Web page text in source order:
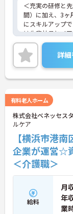
＜充実の研修と
間）に加え、3ヶ
にスキルアップ
は先輩社員とペ
習得できるので
ん。
＜頑張りが給与
＞経験やスキル
です。定期昇給
の専門性を認定
（最大4万円）の
れば年収UPも目
働き続けられます
＜家族も嬉しい
い福利厚生＞ご
休の取得実績も
ても長く安心し
す。
詳
有料老人ホーム
株式会社ベネッセス
ルケア
【横浜市港
企業が運営☆
＜介護職＞
給料
月
年
業